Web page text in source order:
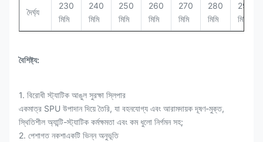
দৈর্ঘ্য
230
মিমি
240
মিমি
250
মিমি
260
মিমি
270
মিমি
280
মিমি
290
মিমি
বৈশিষ্ট্য:
1. বিরোধী স্ট্যাটিক আঙুল সুরক্ষা স্লিপার
একমাত্র SPU উপাদান দিয়ে তৈরি, যা বহনযোগ্য এবং আরামদায়ক দূষণ-মুক্ত,
স্থিতিশীল অ্যান্টি-স্ট্যাটিক কর্মক্ষমতা এবং কম ধুলো নির্গমন সহ;
2. পেশাগত নকশাএকটি ভিন্ন অনুভূতি